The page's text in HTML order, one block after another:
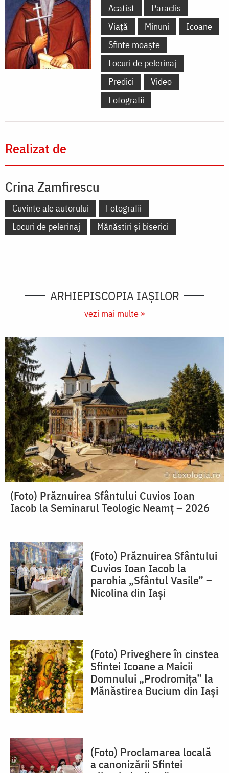
Acatist
Paraclis
Viață
Minuni
Icoane
Sfinte moaște
Locuri de pelerinaj
Predici
Video
Fotografii
Realizat de
Crina Zamfirescu
Cuvinte ale autorului
Fotografii
Locuri de pelerinaj
Mănăstiri și biserici
ARHIEPISCOPIA IAŞILOR
vezi mai multe »
(Foto) Prăznuirea Sfântului Cuvios Ioan
Iacob la Seminarul Teologic Neamț – 2026
(Foto) Prăznuirea Sfântului
Cuvios Ioan Iacob la
parohia „Sfântul Vasile” –
Nicolina din Iași
(Foto) Priveghere în cinstea
Sfintei Icoane a Maicii
Domnului „Prodromița” la
Mănăstirea Bucium din Iași
(Foto) Proclamarea locală
a canonizării Sfintei